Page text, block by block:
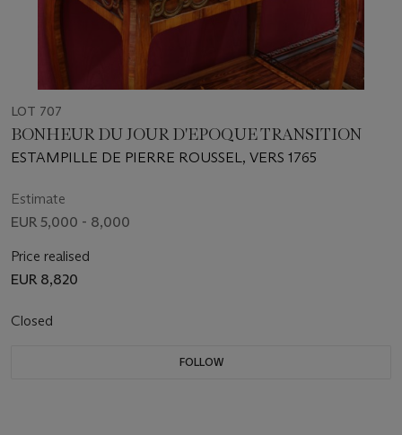
LOT 707
BONHEUR DU JOUR D'EPOQUE TRANSITION
ESTAMPILLE DE PIERRE ROUSSEL, VERS 1765
Estimate
EUR 5,000 - 8,000
Price realised
EUR 8,820
Closed
FOLLOW